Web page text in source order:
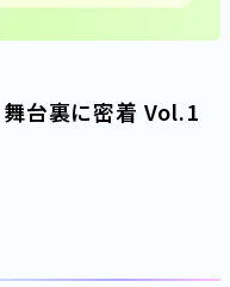
台裏に密着 Vol.1